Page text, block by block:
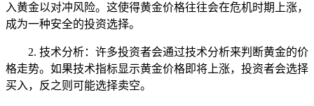
入黄金以对冲风险。这使得黄金价格往往会在危机时期上涨，
成为一种安全的投资选择。
2. 技术分析：许多投资者会通过技术分析来判断黄金的价
格走势。如果技术指标显示黄金价格即将上涨，投资者会选择
买入，反之则可能选择卖空。